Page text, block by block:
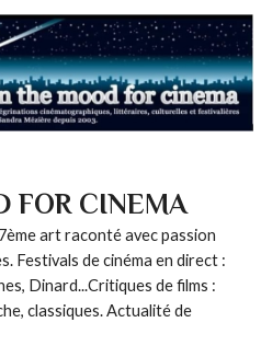
FOR CINEMA
art raconté avec passion
Festivals de cinéma en direct :
Dinard...Critiques de films :
classiques. Actualité de